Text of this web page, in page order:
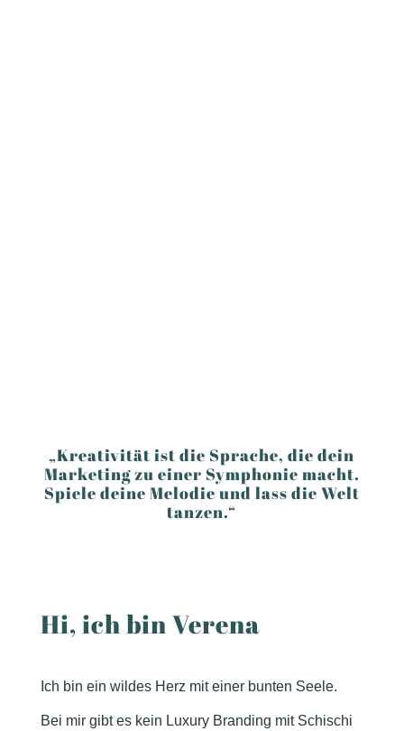
„Kreativität ist die Sprache, die dein
Marketing zu einer Symphonie macht.
Spiele deine Melodie und lass die Welt
tanzen.“
Hi, ich bin Verena
Ich bin ein wildes Herz mit einer bunten Seele.
Bei mir gibt es kein Luxury Branding mit Schischi